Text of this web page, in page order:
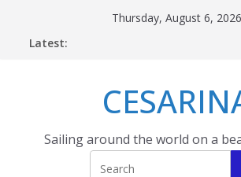
Thursday, August 6, 2026
Latest:
Sailing around the world on a